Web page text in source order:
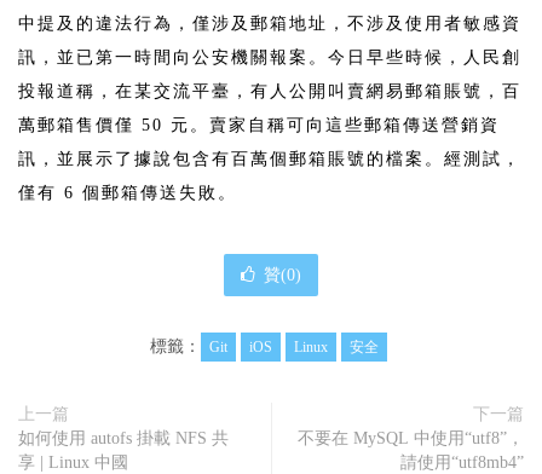
中提及的違法行為，僅涉及郵箱地址，不涉及使用者敏感資
訊，並已第一時間向公安機關報案。今日早些時候，人民創
投報道稱，在某交流平臺，有人公開叫賣網易郵箱賬號，百
萬郵箱售價僅 50 元。賣家自稱可向這些郵箱傳送營銷資
訊，並展示了據說包含有百萬個郵箱賬號的檔案。經測試，
僅有 6 個郵箱傳送失敗。
贊(0)
標籤： Git iOS Linux 安全
上一篇
如何使用 autofs 掛載 NFS 共
享 | Linux 中國
下一篇
不要在 MySQL 中使用“utf8”，
請使用“utf8mb4”